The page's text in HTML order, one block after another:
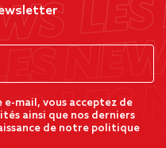
e-mail, vous acceptez de
ainsi que nos derniers
de notre politique